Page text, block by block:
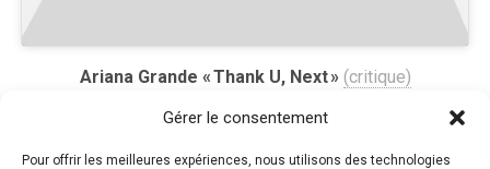
Gérer le consentement
Pour offrir les meilleures expériences, nous utilisons des technologies
Ariana Grande « Thank U, Next » (critique)